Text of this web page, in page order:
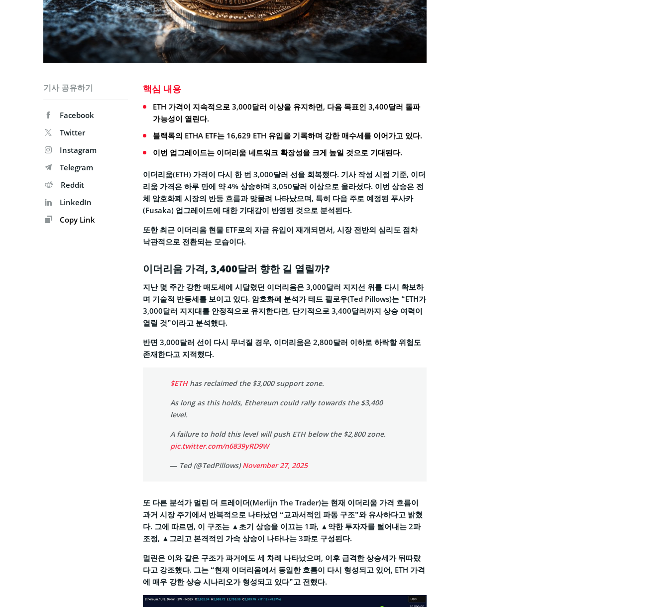
기사 공유하기
Facebook
Twitter
Instagram
Telegram
Reddit
LinkedIn
Copy Link
핵심 내용
ETH 가격이 지속적으로 3,000달러 이상을 유지하면, 다음 목표인 3,400달러 돌파
가능성이 열린다.
블랙록의 ETHA ETF는 16,629 ETH 유입을 기록하며 강한 매수세를 이어가고 있다.
이번 업그레이드는 이더리움 네트워크 확장성을 크게 높일 것으로 기대된다.
이더리움(ETH) 가격이 다시 한 번 3,000달러 선을 회복했다. 기사 작성 시점 기준, 이더
리움 가격은 하루 만에 약 4% 상승하며 3,050달러 이상으로 올라섰다. 이번 상승은 전
체 암호화폐 시장의 반등 흐름과 맞물려 나타났으며, 특히 다음 주로 예정된 푸사카
(Fusaka) 업그레이드에 대한 기대감이 반영된 것으로 분석된다.
또한 최근 이더리움 현물 ETF로의 자금 유입이 재개되면서, 시장 전반의 심리도 점차
낙관적으로 전환되는 모습이다.
이더리움 가격, 3,400달러 향한 길 열릴까?
지난 몇 주간 강한 매도세에 시달렸던 이더리움은 3,000달러 지지선 위를 다시 확보하
며 기술적 반등세를 보이고 있다. 암호화폐 분석가 테드 필로우(Ted Pillows)는 “ETH가
3,000달러 지지대를 안정적으로 유지한다면, 단기적으로 3,400달러까지 상승 여력이
열릴 것”이라고 분석했다.
반면 3,000달러 선이 다시 무너질 경우, 이더리움은 2,800달러 이하로 하락할 위험도
존재한다고 지적했다.
$ETHhas reclaimed the $3,000 support zone.
As long as this holds, Ethereum could rally towards the $3,400
level.
A failure to hold this level will push ETH below the $2,800 zone.
pic.twitter.com/n6839yRD9W
— Ted (@TedPillows)November 27, 2025
또 다른 분석가 멀린 더 트레이더(Merlijn The Trader)는 현재 이더리움 가격 흐름이
과거 시장 주기에서 반복적으로 나타났던 “교과서적인 파동 구조”와 유사하다고 밝혔
다. 그에 따르면, 이 구조는 ▲초기 상승을 이끄는 1파, ▲약한 투자자를 털어내는 2파
조정, ▲그리고 본격적인 가속 상승이 나타나는 3파로 구성된다.
멀린은 이와 같은 구조가 과거에도 세 차례 나타났으며, 이후 급격한 상승세가 뒤따랐
다고 강조했다. 그는 “현재 이더리움에서 동일한 흐름이 다시 형성되고 있어, ETH 가격
에 매우 강한 상승 시나리오가 형성되고 있다”고 전했다.